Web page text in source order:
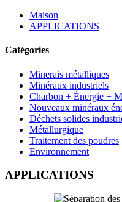
Maison
APPLICATIONS
Catégories
Minerais métalliques
Minéraux industriels
Charbon + Énergie +
Nouveaux minéraux
Déchets solides
Métallurgique
Traitement des poudres
Environnement
APPLICATIONS